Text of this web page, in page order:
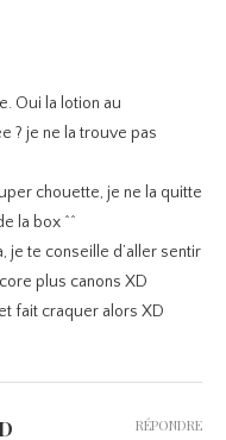
Oui la lotion au
? je ne la trouve pas
chouette, je ne la quitte
la box ^^
je te conseille d’aller sentir
plus canons XD
fait craquer alors XD
RÉPONDRE